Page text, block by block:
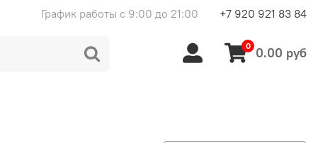
График работы с 9:00 до 21:00 +7 920 921 83 84
0 0.00 руб